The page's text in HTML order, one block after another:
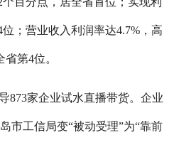
；营业收入利润率达4.7%，高
第4位。
家企业试水直播带货。企业
市工信局变“被动受理”为“靠前